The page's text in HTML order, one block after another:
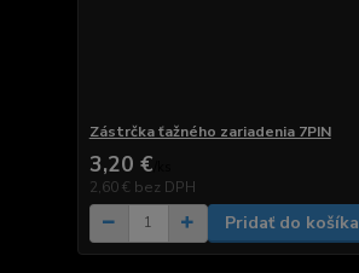
Zástrčka ťažného zariadenia 7PIN
3,20 €
2,60 € bez DPH
Pridať do košíka